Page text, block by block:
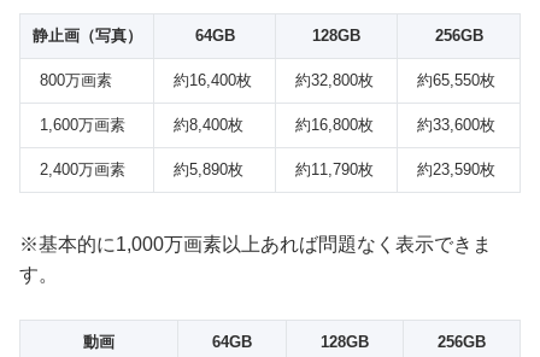
静止画（写真） 64GB 128GB 256GB
800万画素 約16,400枚 約32,800枚 約65,550枚
1,600万画素 約8,400枚 約16,800枚 約33,600枚
2,400万画素 約5,890枚 約11,790枚 約23,590枚
※基本的に1,000万画素以上あれば問題なく表示できま
す。
動画 64GB 128GB 256GB